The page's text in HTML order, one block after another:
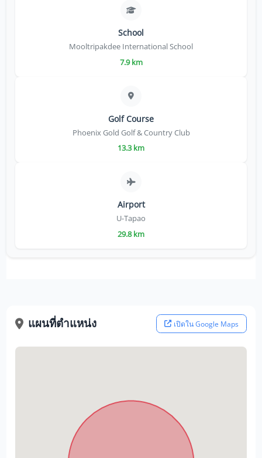
School
Mooltripakdee International School
7.9 km
Golf Course
Phoenix Gold Golf & Country Club
13.3 km
Airport
U-Tapao
29.8 km
แผนที่ตำแหน่ง เปิดใน Google Maps